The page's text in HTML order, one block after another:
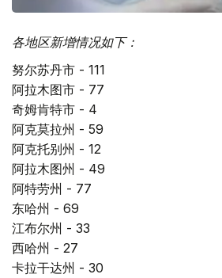
各地区新增情况如下：
努尔苏丹市 - 111
阿拉木图市 - 77
奇姆肯特市 - 4
阿克莫拉州 - 59
阿克托别州 - 12
阿拉木图州 - 49
阿特劳州 - 77
东哈州 - 69
江布尔州 - 33
西哈州 - 27
卡拉干达州 - 30